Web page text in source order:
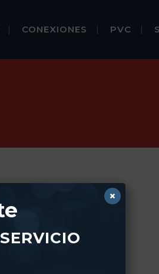
CONEXIONES PVC
×